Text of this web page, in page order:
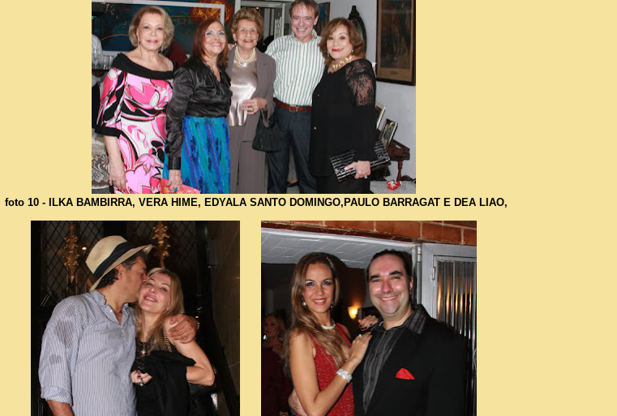
foto 10 - ILKA BAMBIRRA, VERA HIME, EDYALA SANTO DOMINGO,PAULO BARRAGAT E DEA LIAO,